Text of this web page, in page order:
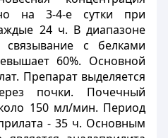
на 3-4-е сутки при
24 ч. В диапазоне
связывание с белками
60%. Основной
Препарат выделяется
почки. Почечный
150 мл/мин. Период
- 35 ч. Основным